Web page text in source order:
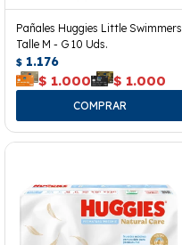
Pañales Huggies Little Swimmers
Talle M - G 10 Uds.
$ 1.176
$ 1.000 $ 1.000